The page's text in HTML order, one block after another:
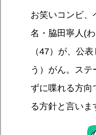
お笑いコンビ、
名・脇田寧人(
（47）が、公
う）がん。ス
ずに喋れる方向
る方針と言い